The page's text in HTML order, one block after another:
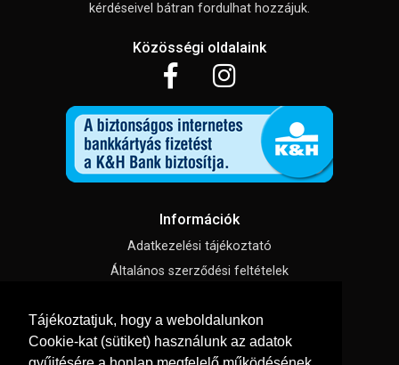
Tájékoztatjuk, hogy a weboldalunkon
Cookie-kat (sütiket) használunk az adatok
kérdéseivel bátran fordulhat hozzájuk.
Közösségi oldalaink
Információk
Adatkezelési tájékoztató
Általános szerződési feltételek
Süti beállítások